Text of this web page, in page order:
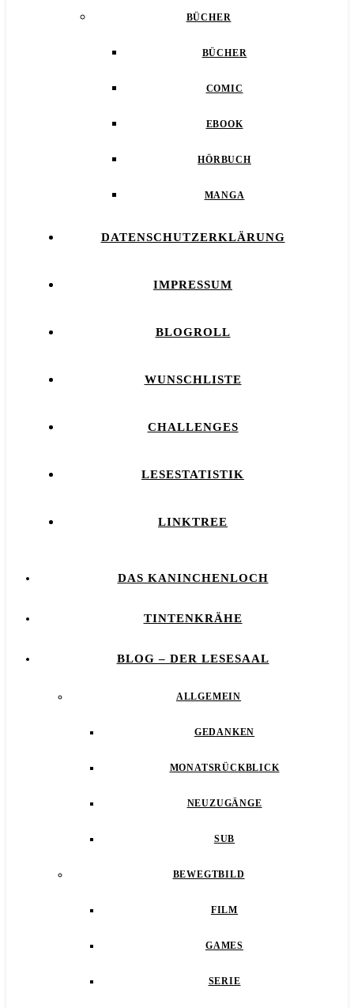
BÜCHER
BÜCHER
COMIC
EBOOK
HÖRBUCH
MANGA
DATENSCHUTZERKLÄRUNG
IMPRESSUM
BLOGROLL
WUNSCHLISTE
CHALLENGES
LESESTATISTIK
LINKTREE
DAS KANINCHENLOCH
TINTENKRÄHE
BLOG – DER LESESAAL
ALLGEMEIN
GEDANKEN
MONATSRÜCKBLICK
NEUZUGÄNGE
SUB
BEWEGTBILD
FILM
GAMES
SERIE